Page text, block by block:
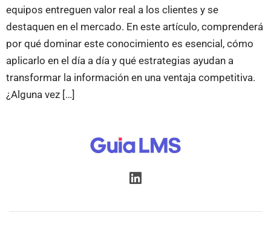
equipos entreguen valor real a los clientes y se
destaquen en el mercado. En este artículo, comprenderá
por qué dominar este conocimiento es esencial, cómo
aplicarlo en el día a día y qué estrategias ayudan a
transformar la información en una ventaja competitiva.
¿Alguna vez […]